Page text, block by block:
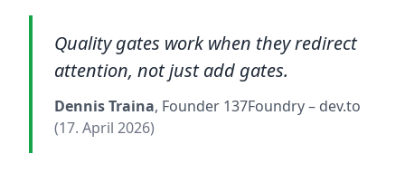
Quality gates work when they redirect
attention, not just add gates.
Dennis Traina, Founder 137Foundry– dev.to
(17. April 2026)